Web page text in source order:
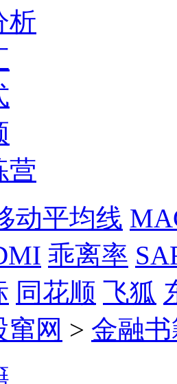
析
营
动平均线
乖离率
同花顺 飞狐
窜网 > 金融